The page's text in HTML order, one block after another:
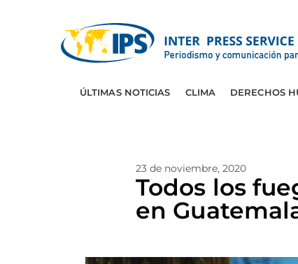
ÚLTIMAS NOTICIAS CLIMA DERECHOS
23 de noviembre, 2020
Todos los
en